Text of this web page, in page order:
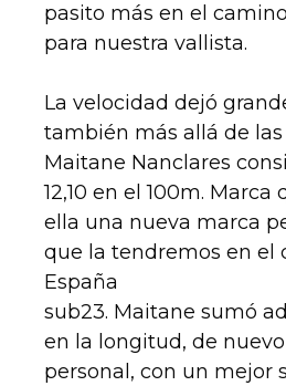
pasito más en el
para nuestra vallista.
La velocidad dejó
también más allá de las
Maitane Nanclares
12,10 en el 100m.
ella una nueva marca
que la tendremos en el
España
sub23. Maitane sumó
en la longitud, de
personal, con un mejor